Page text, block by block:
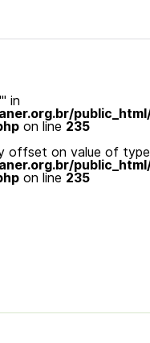
in
on line 235
offset on value of type
on line 235